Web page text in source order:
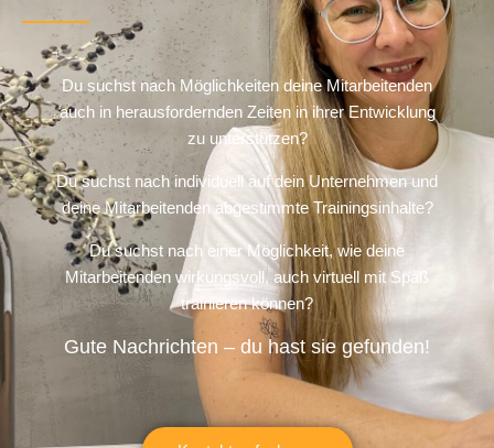
Du suchst nach Möglichkeiten deine Mitarbeitenden
auch in herausfordernden Zeiten in ihrer Entwicklung
zu unterstützen?
Du suchst nach individuell auf dein Unternehmen und
deine Mitarbeitenden abgestimmte Trainingsinhalte?
Du suchst nach einer Möglichkeit, wie deine
Mitarbeitenden wirkungsvoll, auch virtuell mit Spaß
trainieren können?
Gute Nachrichten – du hast sie gefunden!